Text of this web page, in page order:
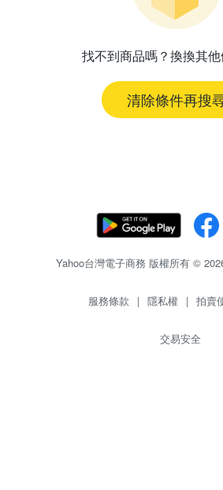
找不到商品嗎？換換其他
清除條件再搜
Yahoo台灣電子商務 版權所有 ©
服務條款 | 隱私權 | 拍賣
交易安全